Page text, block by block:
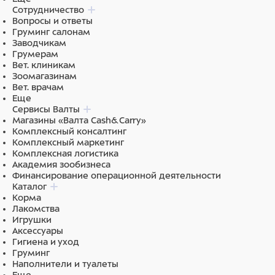
Сотрудничество
Вопросы и ответы
Груминг салонам
Заводчикам
Грумерам
Вет. клиникам
Зоомагазинам
Вет. врачам
Еще
Сервисы Валты
Магазины «Валта Cash&Carry»
Комплексный консалтинг
Комплексный маркетинг
Комплексная логистика
Академия зообизнеса
Финансирование операционной деятельности
Каталог
Корма
Лакомства
Игрушки
Аксессуары
Гигиена и уход
Груминг
Наполнители и туалеты